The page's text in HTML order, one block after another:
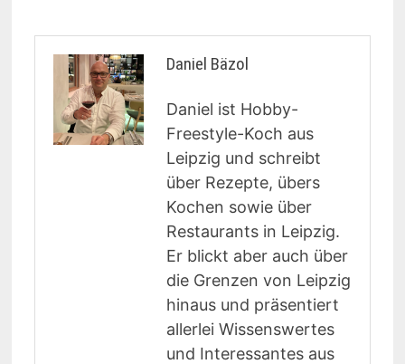
Daniel Bäzol
Daniel ist Hobby-
Freestyle-Koch aus
Leipzig und schreibt
über Rezepte, übers
Kochen sowie über
Restaurants in Leipzig.
Er blickt aber auch über
die Grenzen von Leipzig
hinaus und präsentiert
allerlei Wissenswertes
und Interessantes aus